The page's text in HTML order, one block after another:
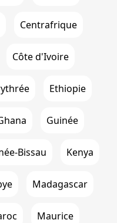
Centrafrique
Côte d'Ivoire
Ethiopie
Guinée
Bissau Kenya
Madagascar
Maurice